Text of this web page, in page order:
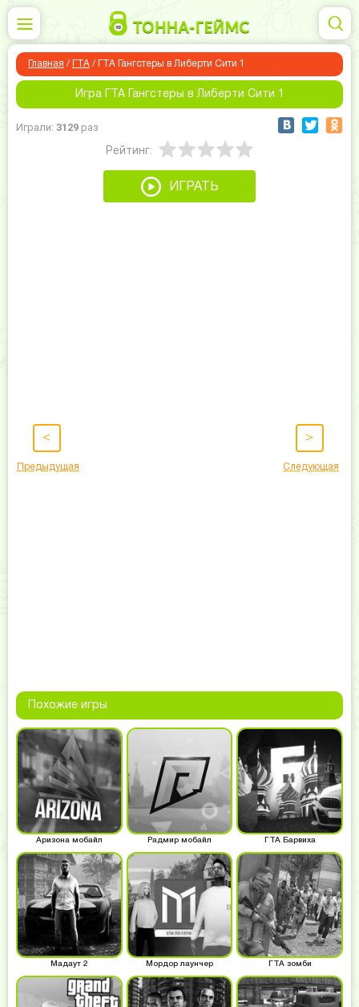
Главная / ГТА / ГТА Гангстеры в Либерти Сити 1
Игра ГТА Гангстеры в Либерти Сити 1
Играли: 3129 раз
Рейтинг:
ИГРАТЬ
<
Предыдущая
>
Следующая
Похожие игры
Аризона мобайл Радмир мобайл ГТА Барвиха
Мадаут 2 Мордор лаунчер ГТА зомби